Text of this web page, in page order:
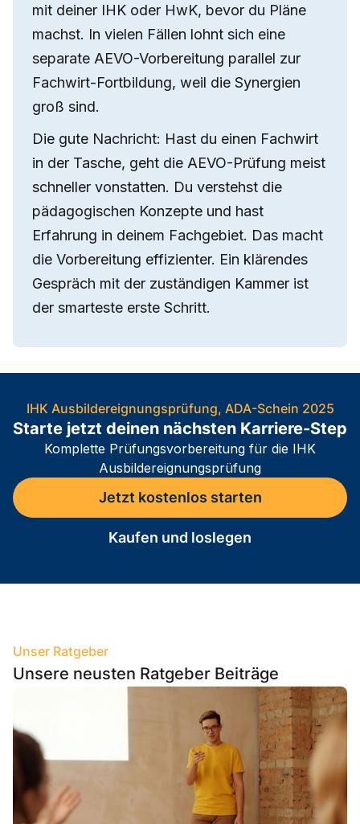
mit deiner IHK oder HwK, bevor du Pläne
machst. In vielen Fällen lohnt sich eine
separate AEVO-Vorbereitung parallel zur
Fachwirt-Fortbildung, weil die Synergien
groß sind.
Die gute Nachricht: Hast du einen Fachwirt
in der Tasche, geht die AEVO-Prüfung meist
schneller vonstatten. Du verstehst die
pädagogischen Konzepte und hast
Erfahrung in deinem Fachgebiet. Das macht
die Vorbereitung effizienter. Ein klärendes
Gespräch mit der zuständigen Kammer ist
der smarteste erste Schritt.
IHK Ausbildereignungsprüfung, ADA-Schein 2025
Starte jetzt deinen nächsten Karriere-Step
Komplette Prüfungsvorbereitung für die IHK
Ausbildereignungsprüfung
Jetzt kostenlos starten
Kaufen und loslegen
Unser Ratgeber
Unsere neusten Ratgeber Beiträge